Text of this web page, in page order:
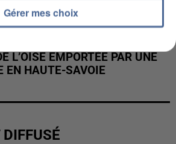
L’OISE EMPORTÉE PAR UNE
EN HAUTE-SAVOIE
Gérer mes choix